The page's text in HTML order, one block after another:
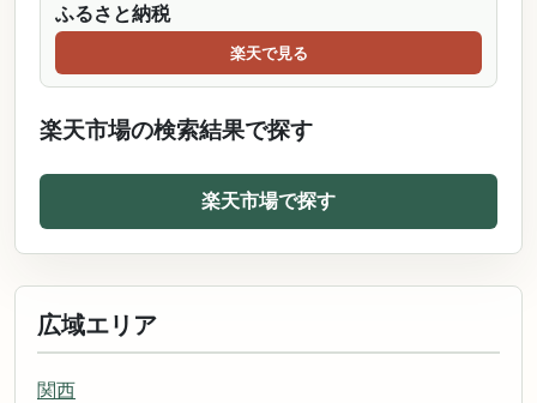
ふるさと納税
楽天で見る
楽天市場の検索結果で探す
楽天市場で探す
広域エリア
関西